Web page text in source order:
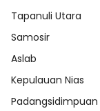
Tapanuli Utara
Samosir
Aslab
Kepulauan Nias
Padangsidimpuan